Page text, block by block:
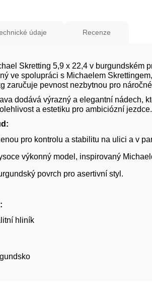
Skretting 5,9 x 22,4 v
ve spolupráci s Michaelem
zaručuje pevnost nezbytnou pro
dodává výrazný a elegantní nádech,
a estetiku pro ambiciózní jezdce.
pro kontrolu a stabilitu na ulici a v
výkonný model, inspirovaný
povrch pro asertivní styl.
hliník
údaje Recenze